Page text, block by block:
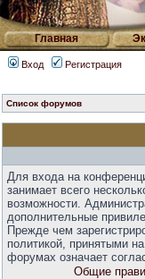
Главная
Вход Регистрация
Список форумов
Для входа на
занимает всего
возможности.
дополнительные
Прежде чем
политикой, принятыми
форумах означает
Общие